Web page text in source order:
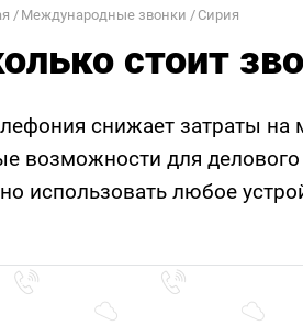
Международные звонки Сирия
стоит
снижает затраты
возможности для
использовать любое